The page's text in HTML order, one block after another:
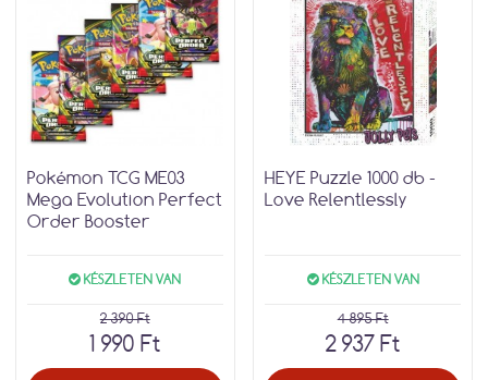
Pokémon TCG ME03
Mega Evolution Perfect
Order Booster
KÉSZLETEN VAN
2 390 Ft
1 990 Ft
HEYE Puzzle 1000 db -
Love Relentlessly
KÉSZLETEN VAN
4 895 Ft
2 937 Ft